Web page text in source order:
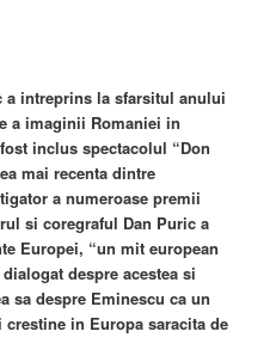
intreprins la sfarsitul anului
a imaginii Romaniei in
inclus spectacolul “Don
mai recenta dintre
a numeroase premii
si coregraful Dan Puric a
Europei, “un mit european
despre acestea si
sa despre Eminescu ca un
in Europa saracita de